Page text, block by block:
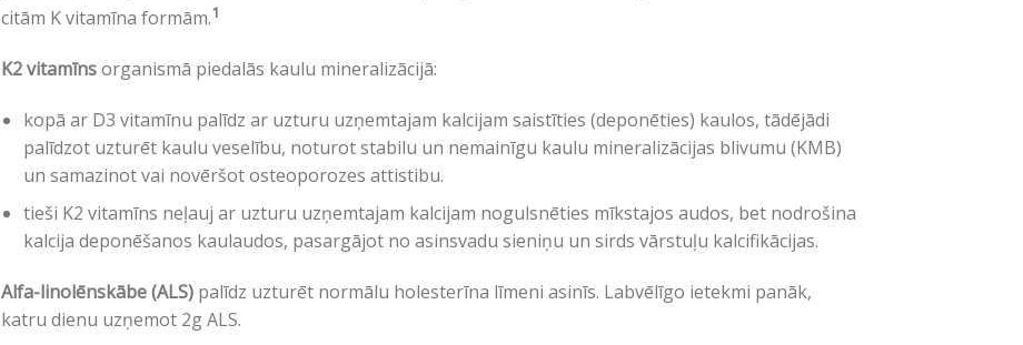
citām K vitamīna formām.1
K2 vitamīnsorganismā piedalās kaulu mineralizācijā:
kopā ar D3 vitamīnu palīdz ar uzturu uzņemtajam kalcijam saistīties (deponēties) kaulos, tādējādi
palīdzot uzturēt kaulu veselību, noturot stabilu un nemainīgu kaulu mineralizācijas blivumu (KMB)
un samazinot vai novēršot osteoporozes attistibu.
tieši K2 vitamīns neļauj ar uzturu uzņemtajam kalcijam nogulsnēties mīkstajos audos, bet nodrošina
kalcija deponēšanos kaulaudos, pasargājot no asinsvadu sieniņu un sirds vārstuļu kalcifikācijas.
Alfa-linolēnskābe (ALS)palīdz uzturēt normālu holesterīna līmeni asinīs. Labvēlīgo ietekmi panāk,
katru dienu uzņemot 2g ALS.